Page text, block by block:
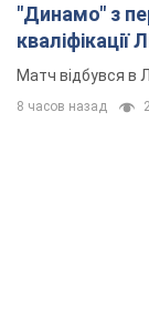
"Динамо" з
кваліфікації
Матч відбувся в
8 часов назад